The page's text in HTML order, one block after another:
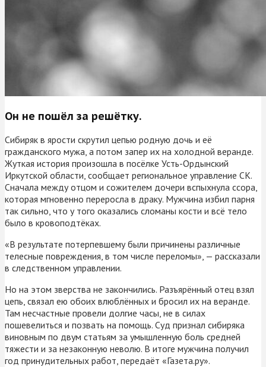
Он не пошёл за решётку.
Сибиряк в ярости скрутил цепью родную дочь и её
гражданского мужа, а потом запер их на холодной веранде.
Жуткая история произошла в посёлке Усть-Ордынский
Иркутской области, сообщает региональное управление СК.
Сначала между отцом и сожителем дочери вспыхнула ссора,
которая мгновенно переросла в драку. Мужчина избил парня
так сильно, что у того оказались сломаны кости и всё тело
было в кровоподтёках.
«В результате потерпевшему были причинены различные
телесные повреждения, в том числе переломы», — рассказали
в следственном управлении.
Но на этом зверства не закончились. Разъярённый отец взял
цепь, связал ею обоих влюблённых и бросил их на веранде.
Там несчастные провели долгие часы, не в силах
пошевелиться и позвать на помощь. Суд признал сибиряка
виновным по двум статьям за умышленную боль средней
тяжести и за незаконную неволю. В итоге мужчина получил
год принудительных работ, передаёт «Газета.ру».